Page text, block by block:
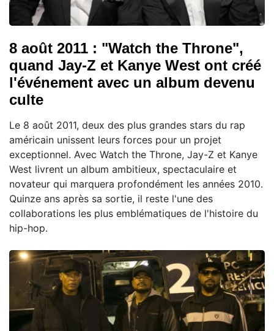
8 août 2011 : "Watch the Throne",
quand Jay-Z et Kanye West ont créé
l'événement avec un album devenu
culte
Le 8 août 2011, deux des plus grandes stars du rap
américain unissent leurs forces pour un projet
exceptionnel. Avec Watch the Throne, Jay-Z et Kanye
West livrent un album ambitieux, spectaculaire et
novateur qui marquera profondément les années 2010.
Quinze ans après sa sortie, il reste l'une des
collaborations les plus emblématiques de l'histoire du
hip-hop.